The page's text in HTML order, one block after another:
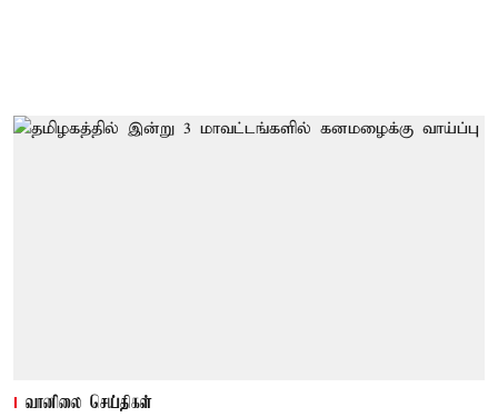
வானிலை செய்திகள்